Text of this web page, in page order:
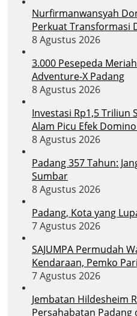
Nurfirmanwansyah
Perkuat Transformasi
8 Agustus 2026
3.000 Pesepeda
Adventure-X Padang
8 Agustus 2026
Investasi Rp1,5 Triliun
Alam Picu Efek
8 Agustus 2026
Padang 357 Tahun:
Sumbar
8 Agustus 2026
Padang, Kota yang
7 Agustus 2026
SAJUMPA Permudah
Kendaraan, Pemko
7 Agustus 2026
Jembatan Hildesheim
Persahabatan